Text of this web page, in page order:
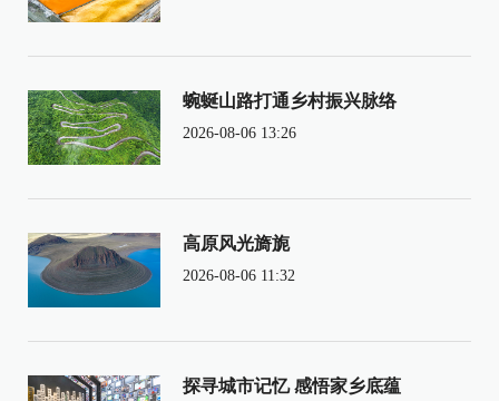
蜿蜒山路打通乡村振兴脉络
2026-08-06 13:26
高原风光旖旎
2026-08-06 11:32
探寻城市记忆 感悟家乡底蕴